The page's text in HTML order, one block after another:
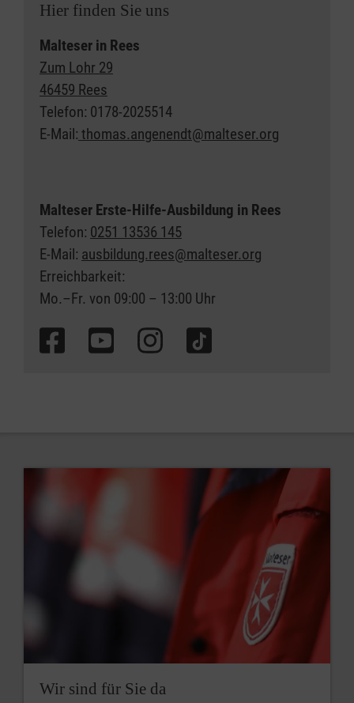
Hier finden Sie uns
Malteser in Rees
Zum Lohr 29
46459 Rees
Telefon: 0178-2025514
E-Mail: thomas.angenendt@malteser.org
Malteser Erste-Hilfe-Ausbildung in Rees
Telefon: 0251 13536 145
E-Mail: ausbildung.rees@malteser.org
Erreichbarkeit:
Mo.–Fr. von 09:00 – 13:00 Uhr
Wir sind für Sie da